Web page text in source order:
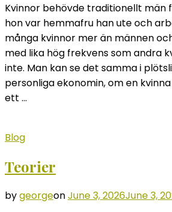
Kvinnor behövde traditionellt män
hon var hemmafru han ute och
många kvinnor mer än männen
med lika hög frekvens som andra
inte. Man kan se det samma i
personliga ekonomin, om en
ett …
Blog
Teorier
bygeorgeonJune 3, 2026June 3,